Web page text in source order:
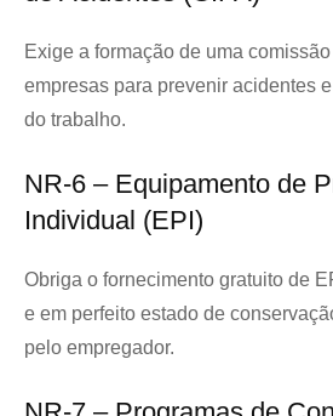
Exige a formação de uma
empresas para prevenir acidentes
do trabalho.
NR-6 – Equipamento de
Individual (EPI)
Obriga o fornecimento gratuito de
e em perfeito estado de
pelo empregador.